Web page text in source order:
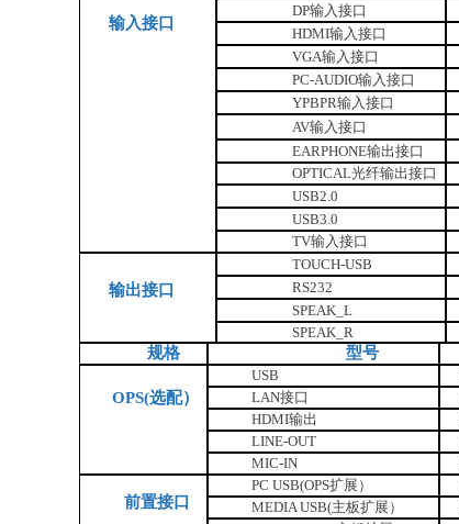
输入接口
DP输入接口
HDMI输入接口
VGA输入接口
PC-AUDIO输入接口
YPBPR输入接口
AV输入接口
EARPHONE输出接口
OPTICAL光纤输出接口
USB2.0
USB3.0
TV输入接口
输出接口
TOUCH-USB
RS232
SPEAK_L
SPEAK_R
规格 型号
OPS(选配）
USB
LAN接口
HDMI输出
LINE-OUT
MIC-IN
前置接口
PC USB(OPS扩展）
MEDIA USB(主板扩展）